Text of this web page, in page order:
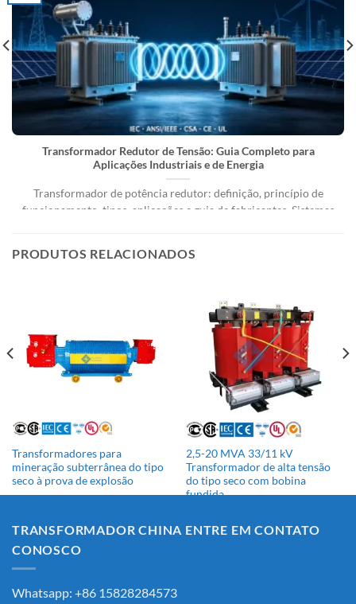
Transformador Redutor de Tensão: Guia Completo para
Aplicações Industriais e de Energia
Transformador de potência redutor: definição, princípio de
funcionamento, tipos, aplicações e guia de fabricantes. Sistemas
PRODUTOS RELACIONADOS
Transformadores para
mineração subterrânea do tipo
seco à prova de explosão
2,5-20 MVA 33/11 kV
Transformador de alta tensão
do tipo seco com bobina
fundida
TRANSFORMADOR CHINA ENTRE EM CONTATO
CONOSCO
Whatsapp: +86 15828284573